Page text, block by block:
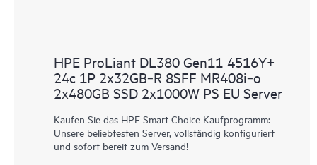
HPE ProLiant DL380 Gen11 4516Y+
24c 1P 2x32GB‑R 8SFF MR408i‑o
2x480GB SSD 2x1000W PS EU Server
Kaufen Sie das HPE Smart Choice Kaufprogramm:
Unsere beliebtesten Server, vollständig konfiguriert
und sofort bereit zum Versand!